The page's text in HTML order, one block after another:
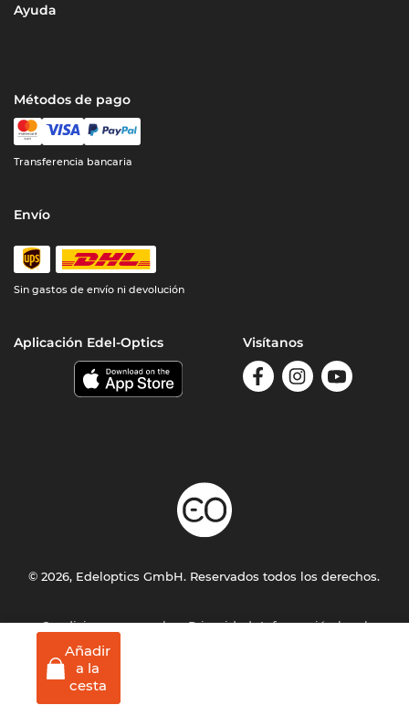
Añadir
a la
cesta
Ayuda
Métodos de pago
Transferencia bancaria
Envío
Sin gastos de envío ni devolución
Aplicación Edel-Optics Visítanos
Condiciones generales Privacidad Información legal
© 2026, Edeloptics GmbH. Reservados todos los derechos.